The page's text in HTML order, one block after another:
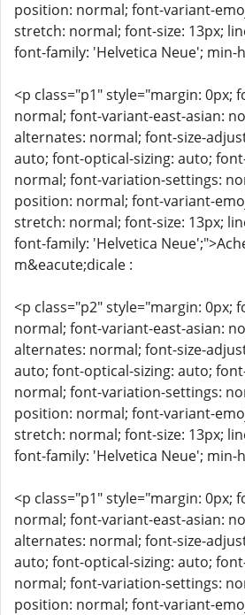
position: normal; font-variant-
stretch: normal; font-size: 13px;
font-family: 'Helvetica Neue'; min-
<p class="p1" style="margin: 0px;
normal; font-variant-east-asian:
alternates: normal; font-size-
auto; font-optical-sizing: auto;
normal; font-variation-settings:
position: normal; font-variant-
stretch: normal; font-size: 13px;
font-family: 'Helvetica
m&eacute;dicale :
<p class="p2" style="margin: 0px;
normal; font-variant-east-asian:
alternates: normal; font-size-
auto; font-optical-sizing: auto;
normal; font-variation-settings:
position: normal; font-variant-
stretch: normal; font-size: 13px;
font-family: 'Helvetica Neue'; min-
<p class="p1" style="margin: 0px;
normal; font-variant-east-asian:
alternates: normal; font-size-
auto; font-optical-sizing: auto;
normal; font-variation-settings:
position: normal; font-variant-